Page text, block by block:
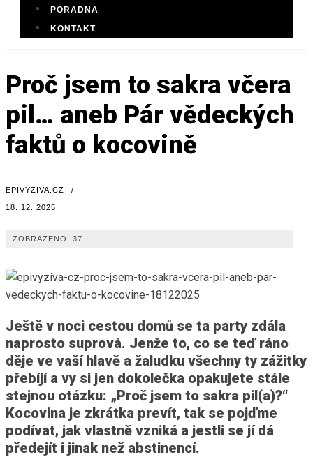
PORADNA
KONTAKT
Proč jsem to sakra včera
pil… aneb Pár vědeckých
faktů o kocovině
EPIVYZIVA.CZ /
18. 12. 2025
ZOBRAZENO: 37
Ještě v noci cestou domů se ta party zdála
naprosto suprová. Jenže to, co se teď ráno
děje ve vaší hlavě a žaludku všechny ty zážitky
přebíjí a vy si jen dokolečka opakujete stále
stejnou otázku: „Proč jsem to sakra pil(a)?“
Kocovina je zkrátka prevít, tak se pojďme
podívat, jak vlastně vzniká a jestli se jí dá
předejít i jinak než abstinencí.